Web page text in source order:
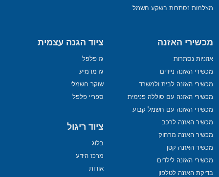
מצלמות נסתרות בשקע חשמל
מכשירי האזנה
אוזניות נסתרות
מכשירי האזנה ניידים
מכשירי האזנה לבית ולמשרד
מכשירי האזנה עם סוללה פנימית
מכשירי האזנה עם חשמל קבוע
מכשיר האזנה לרכב
מכשיר האזנה מרחוק
מכשיר האזנה קטן
מכשירי האזנה לילדים
בדיקת האזנה לטלפון
ציוד הגנה עצמית
גז פלפל
גז מדמיע
שוקר חשמלי
ספריי פלפל
ציוד ריגול
בלוג
מרכז הידע
אודות